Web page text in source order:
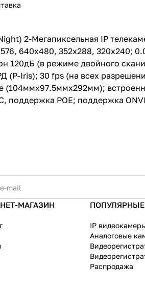
проводкой в комплекте;
ONVIF
2-Мегапиксельная IP
640x480, 352x288, 320x240;
120дБ (в режиме двойного
Iris); 30 fps (на всех
поддержка POE; поддержка
МАГАЗИН
IP
Аналоговые
Распродажа